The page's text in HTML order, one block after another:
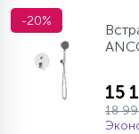
-20%
15
18